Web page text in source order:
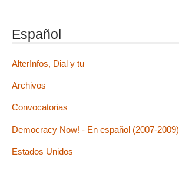
Español
AlterInfos, Dial y tu
Archivos
Convocatorias
Democracy Now! - En español (2007-2009)
Estados Unidos